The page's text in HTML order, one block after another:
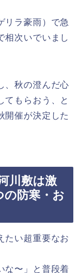
リラ豪雨）で急
相次いでいまし
、秋の澄んだ心
てもらおう、と
開催が決定した
川敷は激
の防寒・お
たい超重要なお
な〜」と普段着